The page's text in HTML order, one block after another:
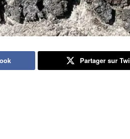
Partager sur